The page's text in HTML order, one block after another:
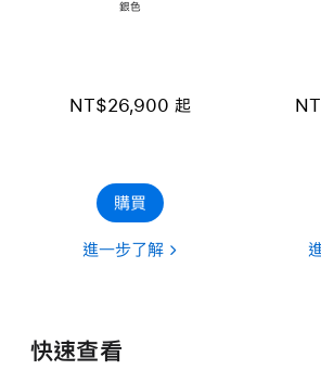
銀色
NT$26,900 起
購買
進一步了解
快速查看